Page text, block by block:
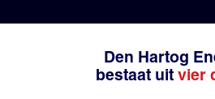
Den Hartog
bestaat uit vier